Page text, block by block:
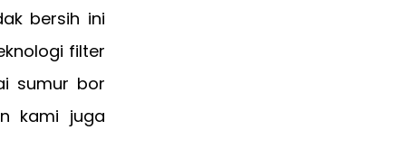
bersih ini
filter
sumur bor
kami juga